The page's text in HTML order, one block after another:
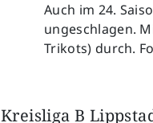
Auch im 24.
ungeschlagen.
Trikots) durch.
Kreisliga B